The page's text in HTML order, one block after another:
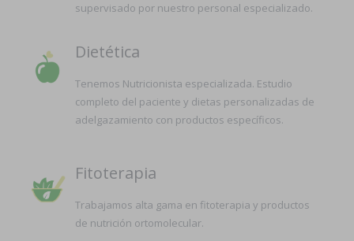
supervisado por nuestro personal especializado.
Dietética
Tenemos Nutricionista especializada. Estudio
completo del paciente y dietas personalizadas de
adelgazamiento con productos específicos.
Fitoterapia
Trabajamos alta gama en fitoterapia y productos
de nutrición ortomolecular.